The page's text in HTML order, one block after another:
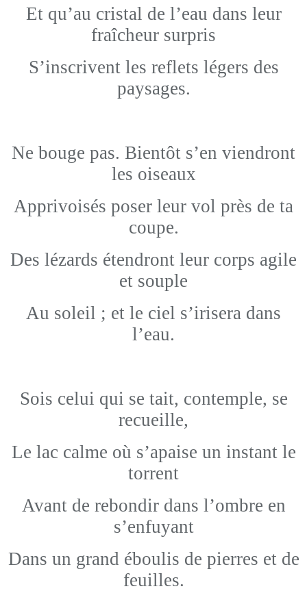
Et qu’au cristal de l’eau dans leur
fraîcheur surpris
S’inscrivent les reflets légers des
paysages.
Ne bouge pas. Bientôt s’en viendront
les oiseaux
Apprivoisés poser leur vol près de ta
coupe.
Des lézards étendront leur corps agile
et souple
Au soleil ; et le ciel s’irisera dans
l’eau.
Sois celui qui se tait, contemple, se
recueille,
Le lac calme où s’apaise un instant le
torrent
Avant de rebondir dans l’ombre en
s’enfuyant
Dans un grand éboulis de pierres et de
feuilles.